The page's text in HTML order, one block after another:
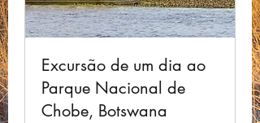
Excursão de um dia ao
Parque Nacional de
Chobe, Botswana